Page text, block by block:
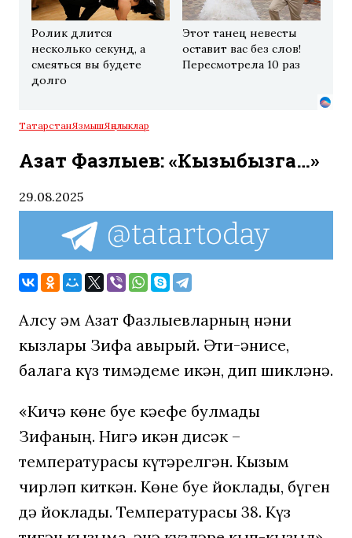
Ролик длится
несколько секунд, а
смеяться вы будете
долго
Этот танец невесты
оставит вас без слов!
Пересмотрела 10 раз
ТатарстанЯзмышЯңалыклар
Азат Фазлыев: «Кызыбызга…»
29.08.2025
Алсу һәм Азат Фазлыевларның нәни
кызлары Зифа авырый. Әти-әнисе,
балага күз тимәдеме икән, дип шикләнә.
«Кичә көне буе кәефе булмады
Зифаның. Нигә икән дисәк –
температурасы күтәрелгән. Кызым
чирләп киткән. Көне буе йоклады, бүген
дә йоклады. Температурасы 38. Күз